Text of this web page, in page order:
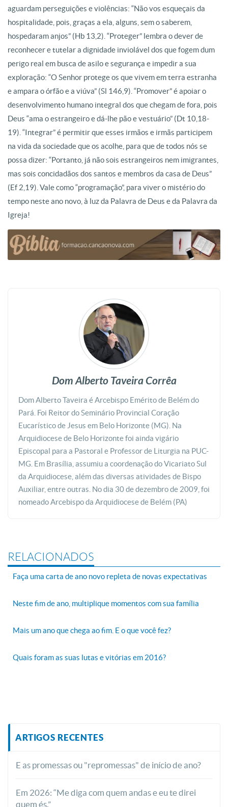
aguardam perseguições e violências: “Não vos esqueçais da
hospitalidade, pois, graças a ela, alguns, sem o saberem,
hospedaram anjos” (Hb 13,2). “Proteger” lembra o dever de
reconhecer e tutelar a dignidade inviolável dos que fogem dum
perigo real em busca de asilo e segurança e impedir a sua
exploração: “O Senhor protege os que vivem em terra estranha
e ampara o órfão e a viúva” (Sl 146,9). “Promover” é apoiar o
desenvolvimento humano integral dos que chegam de fora, pois
Deus “ama o estrangeiro e dá-lhe pão e vestuário” (Dt 10,18-
19). “Integrar” é permitir que esses irmãos e irmãs participem
na vida da sociedade que os acolhe, para que de todos nós se
possa dizer: “Portanto, já não sois estrangeiros nem imigrantes,
mas sois concidadãos dos santos e membros da casa de Deus”
(Ef 2,19). Vale como “programação”, para viver o mistério do
tempo neste ano novo, à luz da Palavra de Deus e da Palavra da
Igreja!
Dom Alberto Taveira Corrêa
Dom Alberto Taveira é Arcebispo Emérito de Belém do
Pará. Foi Reitor do Seminário Provincial Coração
Eucarístico de Jesus em Belo Horizonte (MG). Na
Arquidiocese de Belo Horizonte foi ainda vigário
Episcopal para a Pastoral e Professor de Liturgia na PUC-
MG. Em Brasília, assumiu a coordenação do Vicariato Sul
da Arquidiocese, além das diversas atividades de Bispo
Auxiliar, entre outras. No dia 30 de dezembro de 2009, foi
nomeado Arcebispo da Arquidiocese de Belém (PA)
RELACIONADOS
Faça uma carta de ano novo repleta de novas expectativas
Neste fim de ano, multiplique momentos com sua família
Mais um ano que chega ao fim. E o que você fez?
Quais foram as suas lutas e vitórias em 2016?
ARTIGOS RECENTES
E as promessas ou "repromessas" de início de ano?
Em 2026: “Me diga com quem andas e eu te direi
quem és.”